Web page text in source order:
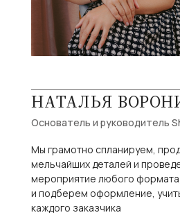
НАТАЛЬЯ
Основатель и руководитель
Мы грамотно спланируем,
мельчайших деталей и
мероприятие любого
и подберем оформление,
каждого заказчика